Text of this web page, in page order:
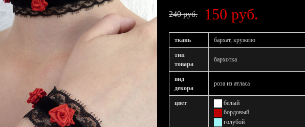
240 руб. 150 руб.
ткань бархат, кружево
тип
товара
бархотка
вид
декора
роза из атласа
цвет
белый
бордовый
голубой